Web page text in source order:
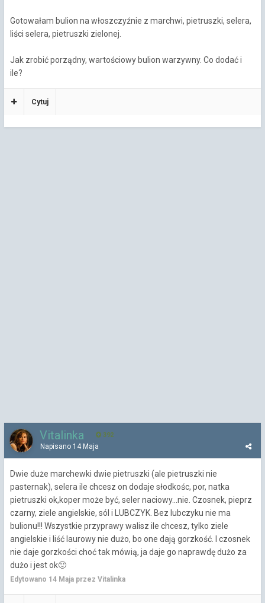
Gotowałam bulion na włoszczyźnie z marchwi, pietruszki, selera,
liści selera, pietruszki zielonej.
Jak zrobić porządny, wartościowy bulion warzywny. Co dodać i
ile?
Cytuj
Vitalinka 392
Napisano 14 Maja
Dwie duże marchewki dwie pietruszki (ale pietruszki nie
pasternak), selera ile chcesz on dodaje słodkośc, por, natka
pietruszki ok,koper może być, seler naciowy...nie. Czosnek, pieprz
czarny, ziele angielskie, sól i LUBCZYK. Bez lubczyku nie ma
bulionu!!! Wszystkie przyprawy walisz ile chcesz, tylko ziele
angielskie i liść laurowy nie dużo, bo one dają gorzkość. I czosnek
nie daje gorzkości choć tak mówią, ja daje go naprawdę dużo za
dużo i jest ok🙂
Edytowano 14 Maja przez Vitalinka